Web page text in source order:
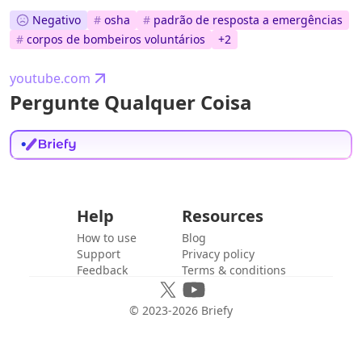
Negativo # osha # padrão de resposta a emergências
# corpos de bombeiros voluntários +2
youtube.com
Pergunte Qualquer Coisa
Help
How to use
Support
Feedback
Resources
Blog
Privacy policy
Terms & conditions
© 2023-2026 Briefy